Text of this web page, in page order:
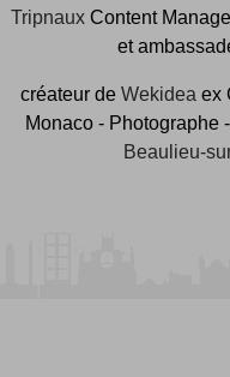
TripnauxContent
et
créateur de Wekidea ex
Monaco - Photographe
Beaulieu-